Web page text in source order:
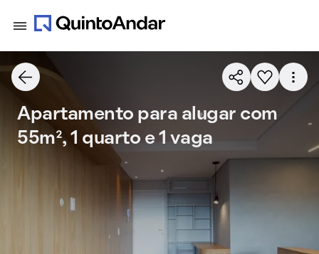
Apartamento para alugar com
55m², 1 quarto e 1 vaga